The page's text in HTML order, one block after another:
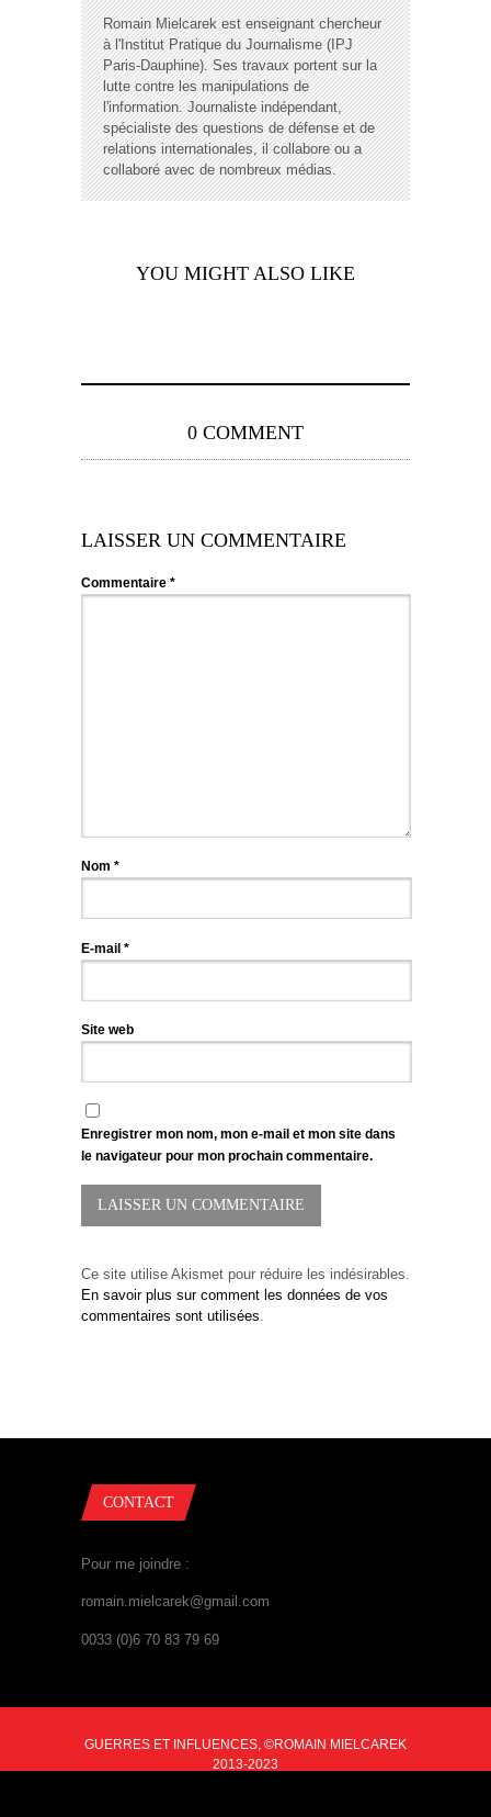
Romain Mielcarek est enseignant chercheur
à l'Institut Pratique du Journalisme (IPJ
Paris-Dauphine). Ses travaux portent sur la
lutte contre les manipulations de
l'information. Journaliste indépendant,
spécialiste des questions de défense et de
relations internationales, il collabore ou a
collaboré avec de nombreux médias.
YOU MIGHT ALSO LIKE
0 COMMENT
LAISSER UN COMMENTAIRE
Commentaire *
Nom *
E-mail *
Site web
Enregistrer mon nom, mon e-mail et mon site dans
le navigateur pour mon prochain commentaire.
Ce site utilise Akismet pour réduire les indésirables.
En savoir plus sur comment les données de vos
commentaires sont utilisées.
CONTACT
Pour me joindre :
romain.mielcarek@gmail.com
0033 (0)6 70 83 79 69
GUERRES ET INFLUENCES, ©ROMAIN MIELCAREK
2013-2023